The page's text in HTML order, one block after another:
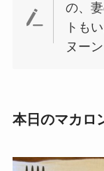
の、
トも
ヌー
本日のマカロ